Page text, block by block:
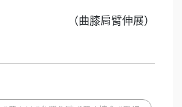
（曲膝肩臂伸展）